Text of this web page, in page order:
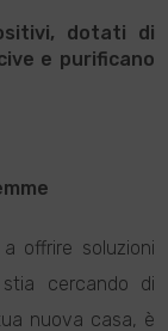
dotati di
e purificano
offrire soluzioni
cercando di
nuova casa, è